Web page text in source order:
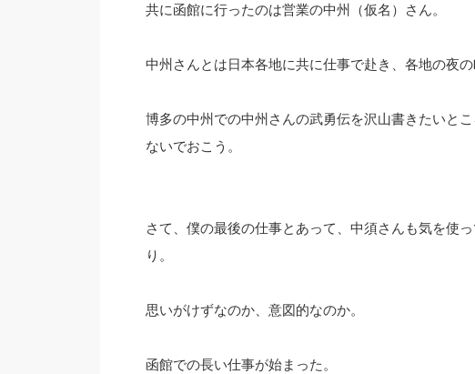
共に函館に行ったのは営業の中州（仮名）さん。
中州さんとは日本各地に共に仕事で赴き、各地の夜
博多の中州での中州さんの武勇伝を沢山書きたいと
ないでおこう。
さて、僕の最後の仕事とあって、中須さんも気を使
り。
思いがけずなのか、意図的なのか。
函館での長い仕事が始まった。